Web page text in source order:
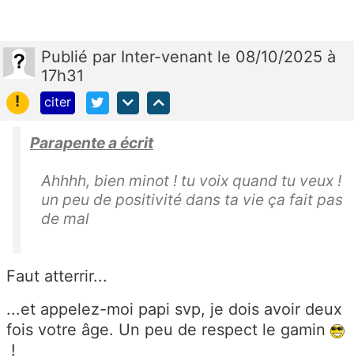
Publié par Inter-venant le 08/10/2025 à
17h31
!
citer
Parapente a écrit
Ahhhh, bien minot ! tu voix quand tu veux !
un peu de positivité dans ta vie ça fait pas
de mal
Faut atterrir...
...et appelez-moi papi svp, je dois avoir deux
fois votre âge. Un peu de respect le gamin
!